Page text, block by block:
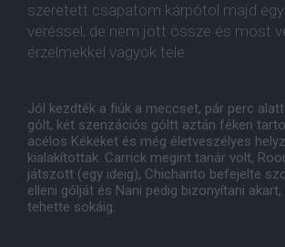
szeretett csapatom kárpótol majd egy
veréssel, de nem jött össze és most
érzelmekkel vagyok tele.
Jól kezdték a fiúk a meccset, pár perc
gólt, két szenzációs góltt aztán féken
acélos Kékeket és még életveszélyes
kialakítottak. Carrick megint tanár volt,
játszott (egy ideig), Chicharito befejelte
elleni gólját és Nani pedig bizonyítani
tehette sokáig.